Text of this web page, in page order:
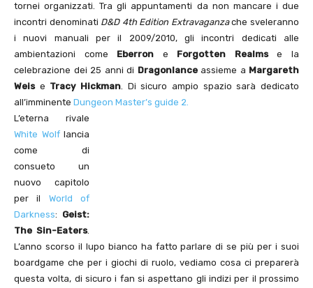
tornei organizzati. Tra gli appuntamenti da non mancare i due
incontri denominati D&D 4th Edition Extravaganzache sveleranno
i nuovi manuali per il 2009/2010, gli incontri dedicati alle
ambientazioni come Eberron e Forgotten Realmse la
celebrazione dei 25 anni di Dragonlanceassieme a Margareth
Weise Tracy Hickman. Di sicuro ampio spazio sarà dedicato
all’imminente Dungeon Master’s guide 2.
L’eterna rivale
White Wolflancia
come di
consueto un
nuovo capitolo
per il World of
Darkness: Geist:
The Sin-Eaters.
L’anno scorso il lupo bianco ha fatto parlare di se più per i suoi
boardgame che per i giochi di ruolo, vediamo cosa ci preparerà
questa volta, di sicuro i fan si aspettano gli indizi per il prossimo